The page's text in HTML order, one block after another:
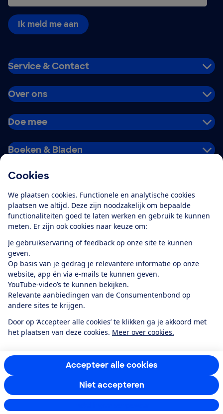
Cookies
We plaatsen cookies. Functionele en analytische cookies
plaatsen we altijd. Deze zijn noodzakelijk om bepaalde
functionaliteiten goed te laten werken en gebruik te kunnen
meten. Er zijn ook cookies naar keuze om:
Je gebruikservaring of feedback op onze site te kunnen
geven.
Op basis van je gedrag je relevantere informatie op onze
website, app én via e-mails te kunnen geven.
YouTube-video’s te kunnen bekijken.
Relevante aanbiedingen van de Consumentenbond op
andere sites te krijgen.
Door op ‘Accepteer alle cookies’ te klikken ga je akkoord met
het plaatsen van deze cookies. Meer over cookies.
Accepteer alle cookies
Niet accepteren
Ik meld me aan
Service & Contact
Over ons
Doe mee
Boeken & Bladen
Alles over de
app
Algemene Voorwaarden
Privacyverklaring
Cookiebeleid
Privacyvoorkeuren
Toegankelijkheid
RSS-feed nieuws
Facebook
TwitterInstagram
YoutubeLinkedIn
12.901consumentenbeoordelen de Consumentenbondmet gemiddeld